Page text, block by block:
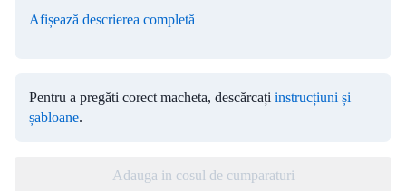
Afișează descrierea completă
Pentru a pregăti corect macheta, descărcați instrucțiuni și
șabloane.
Adauga in cosul de cumparaturi